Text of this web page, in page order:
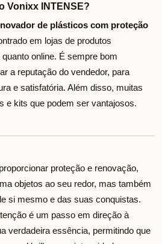
Vonixx INTENSE?
de plásticos com proteção
em lojas de produtos
online. É sempre bom
a reputação do vendedor, para
e satisfatória. Além disso, muitas
e kits que podem ser vantajosos.
proteção e renovação,
objetos ao seu redor, mas também
si mesmo e das suas conquistas.
é um passo em direção à
verdadeira essência, permitindo que